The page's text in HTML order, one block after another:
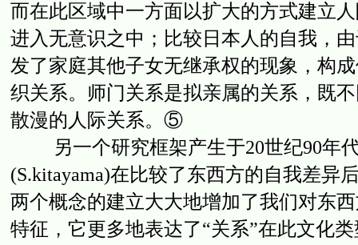
而在此区域中一方面以扩大的方式建立
进入无意识之中；比较日本人的自我，
发了家庭其他子女无继承权的现象，构
织关系。师门关系是拟亲属的关系，既
散漫的人际关系。⑤
另一个研究框架产生于20世纪90年代
(S.kitayama)在比较了东西方的自我差异
两个概念的建立大大地增加了我们对东
特征，它更多地表达了“关系”在此文化